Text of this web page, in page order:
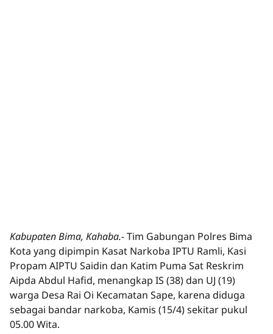
Kabupaten Bima, Kahaba.-Tim Gabungan Polres Bima
Kota yang dipimpin Kasat Narkoba IPTU Ramli, Kasi
Propam AIPTU Saidin dan Katim Puma Sat Reskrim
Aipda Abdul Hafid, menangkap IS (38) dan UJ (19)
warga Desa Rai Oi Kecamatan Sape, karena diduga
sebagai bandar narkoba, Kamis (15/4) sekitar pukul
05.00 Wita.